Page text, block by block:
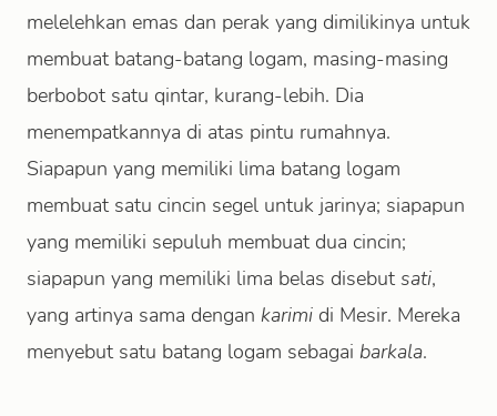
melelehkan emas dan perak yang dimilikinya untuk
membuat batang-batang logam, masing-masing
berbobot satu qintar, kurang-lebih. Dia
menempatkannya di atas pintu rumahnya.
Siapapun yang memiliki lima batang logam
membuat satu cincin segel untuk jarinya; siapapun
yang memiliki sepuluh membuat dua cincin;
siapapun yang memiliki lima belas disebut sati,
yang artinya sama dengan karimi di Mesir. Mereka
menyebut satu batang logam sebagai barkala.